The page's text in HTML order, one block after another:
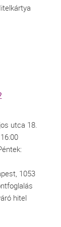
utca 18.
1053
hitel